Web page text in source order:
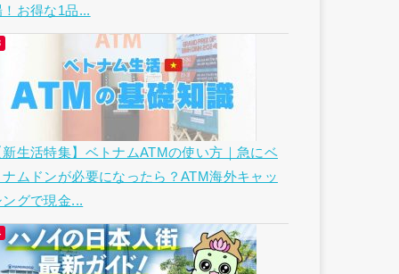
！お得な1品...
新生活特集】ベトナムATMの使い方｜急にベ
ナムドンが必要になったら？ATM海外キャッ
ングで現金...